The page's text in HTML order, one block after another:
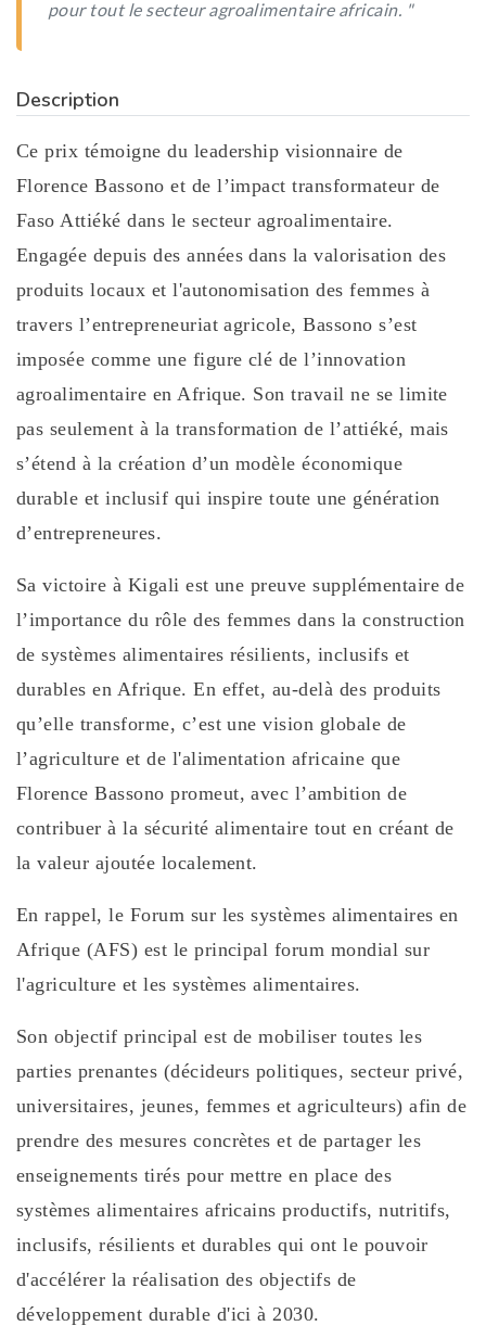
pour tout le secteur agroalimentaire africain. "
Description
Ce prix témoigne du leadership visionnaire de
Florence Bassono et de l’impact transformateur de
Faso Attiéké dans le secteur agroalimentaire.
Engagée depuis des années dans la valorisation des
produits locaux et l'autonomisation des femmes à
travers l’entrepreneuriat agricole, Bassono s’est
imposée comme une figure clé de l’innovation
agroalimentaire en Afrique. Son travail ne se limite
pas seulement à la transformation de l’attiéké, mais
s’étend à la création d’un modèle économique
durable et inclusif qui inspire toute une génération
d’entrepreneures.
Sa victoire à Kigali est une preuve supplémentaire de
l’importance du rôle des femmes dans la construction
de systèmes alimentaires résilients, inclusifs et
durables en Afrique. En effet, au-delà des produits
qu’elle transforme, c’est une vision globale de
l’agriculture et de l'alimentation africaine que
Florence Bassono promeut, avec l’ambition de
contribuer à la sécurité alimentaire tout en créant de
la valeur ajoutée localement.
En rappel, le Forum sur les systèmes alimentaires en
Afrique (AFS) est le principal forum mondial sur
l'agriculture et les systèmes alimentaires.
Son objectif principal est de mobiliser toutes les
parties prenantes (décideurs politiques, secteur privé,
universitaires, jeunes, femmes et agriculteurs) afin de
prendre des mesures concrètes et de partager les
enseignements tirés pour mettre en place des
systèmes alimentaires africains productifs, nutritifs,
inclusifs, résilients et durables qui ont le pouvoir
d'accélérer la réalisation des objectifs de
développement durable d'ici à 2030.